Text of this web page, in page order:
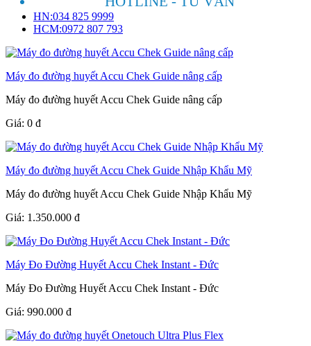
HN:034 825 9999
HCM:0972 807 793
Máy đo đường huyết Accu Chek Guide nâng cấp
Máy đo đường huyết Accu Chek Guide nâng cấp
Giá: 0 đ
Máy đo đường huyết Accu Chek Guide Nhập Khẩu Mỹ
Máy đo đường huyết Accu Chek Guide Nhập Khẩu Mỹ
Giá: 1.350.000 đ
Máy Đo Đường Huyết Accu Chek Instant - Đức
Máy Đo Đường Huyết Accu Chek Instant - Đức
Giá: 990.000 đ